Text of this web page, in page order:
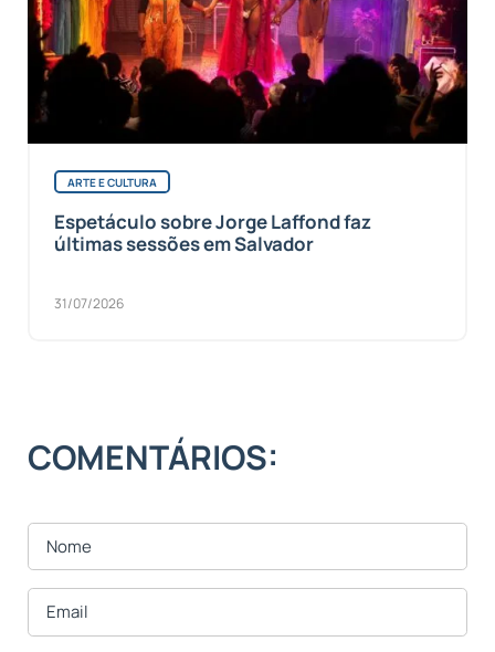
ARTE E CULTURA
Espetáculo sobre Jorge Laffond faz
últimas sessões em Salvador
31/07/2026
COMENTÁRIOS: